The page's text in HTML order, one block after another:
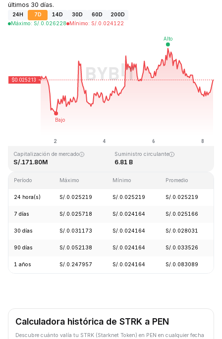
últimos 30 días.
24H 7D 14D 30D 60D
200D
Máximo: S/. 0.026228 Mínimo: S/. 0.024122
Última actualización: 2026-08-08, 10:01 GMT+0
Capitalización de mercado
S/.171.80M
Suministro circulante
6.81 B
Período Máximo Mínimo Promedio
24 hora(s) S/.0.025219 S/.0.025219 S/.0.025219
7 días S/.0.025718 S/.0.024164 S/.0.025166
30 días S/.0.031173 S/.0.024164 S/.0.028031
90 días S/.0.052138 S/.0.024164 S/.0.033526
1 años S/.0.247957 S/.0.024164 S/.0.083089
Calculadora histórica de STRK a PEN
Descubre cuánto valía tu STRK (Starknet Token) en PEN en cualquier fecha